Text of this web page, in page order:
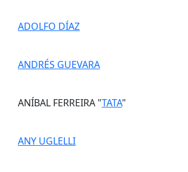
ADOLFO DÍAZ
ANDRÉS GUEVARA
ANÍBAL FERREIRA "TATA"
ANY UGLELLI